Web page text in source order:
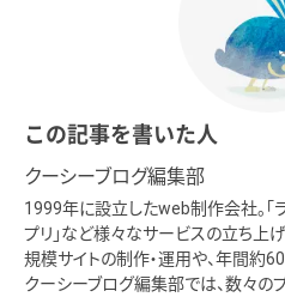
この記事を書いた人
クーシーブログ編集部
1999年に設立したweb制作会社。「ラ
プリ」など様々なサービスの立ち上
規模サイトの制作・運用や、年間約
クーシーブログ編集部では、数々の